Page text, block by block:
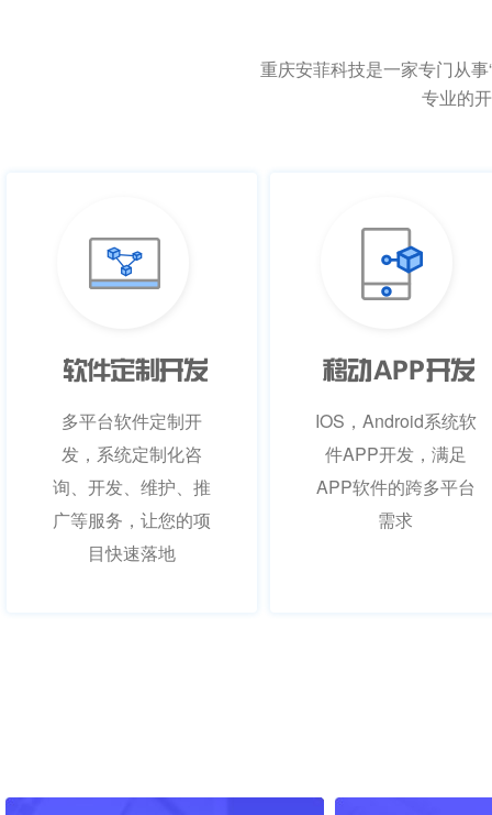
重庆安菲科技是一家专门从
专业的
软件定制开发
多平台软件定制开
发，系统定制化咨
询、开发、维护、推
广等服务，让您的项
目快速落地
移动APP开发
IOS，Android系统软
件APP开发，满足
APP软件的跨多平台
需求